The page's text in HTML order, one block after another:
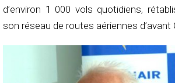
d’environ 1 000 vols quotidiens,
son réseau de routes aériennes d’avant